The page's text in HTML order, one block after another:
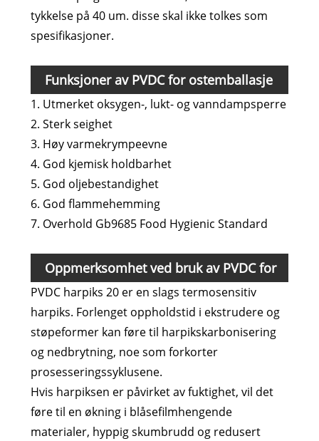
tykkelse på 40 um. disse skal ikke tolkes som
spesifikasjoner.
Funksjoner av PVDC for ostemballasje
1. Utmerket oksygen-, lukt- og vanndampsperre
2. Sterk seighet
3. Høy varmekrympeevne
4. God kjemisk holdbarhet
5. God oljebestandighet
6. God flammehemming
7. Overhold Gb9685 Food Hygienic Standard
Oppmerksomhet ved bruk av PVDC for
ostemballasje
PVDC harpiks 20 er en slags termosensitiv
harpiks. Forlenget oppholdstid i ekstrudere og
støpeformer kan føre til harpikskarbonisering
og nedbrytning, noe som forkorter
prosesseringssyklusene.
Hvis harpiksen er påvirket av fuktighet, vil det
føre til en økning i blåsefilmhengende
materialer, hyppig skumbrudd og redusert